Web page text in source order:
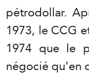
pétrodollar.
1973, le CCG
1974 que le
négocié qu’en